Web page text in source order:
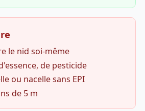
le nid soi-même
de pesticide
ou nacelle sans EPI
de 5 m